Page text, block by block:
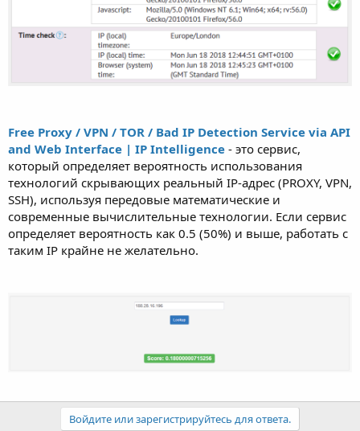
Free Proxy / VPN / TOR / Bad IP Detection Service via API
and Web Interface | IP Intelligence - это сервис,
который определяет вероятность использования
технологий скрывающих реальный IP-адрес (PROXY, VPN,
SSH), используя передовые математические и
современные вычислительные технологии. Если сервис
определяет вероятность как 0.5 (50%) и выше, работать с
таким IP крайне не желательно.
Войдите или зарегистрируйтесь для ответа.